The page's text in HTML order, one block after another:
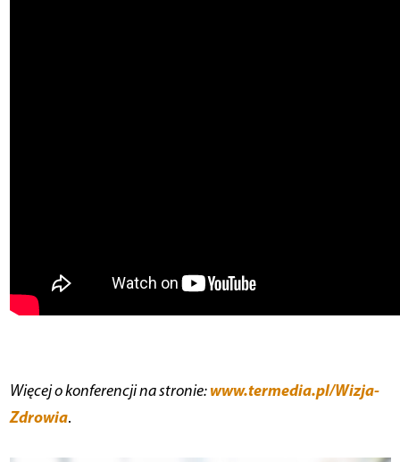
Więcej o konferencji na stronie:www.termedia.pl/Wizja-
Zdrowia.